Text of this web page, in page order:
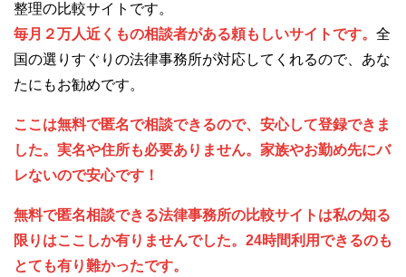
整理の比較サイトです。
毎月２万人近くもの相談者がある頼もしいサイトです。 全
国の選りすぐりの法律事務所が対応してくれるので、あな
たにもお勧めです。
ここは無料で匿名で相談できるので、安心して登録できま
した。実名や住所も必要ありません。家族やお勤め先にバ
レないので安心です！
無料で匿名相談できる法律事務所の比較サイトは私の知る
限りはここしか有りませんでした。24時間利用できるのも
とても有り難かったです。